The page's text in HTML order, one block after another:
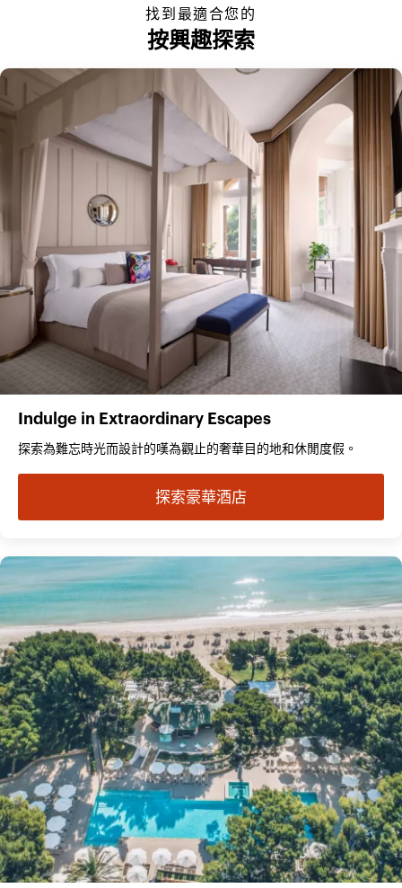
找到最適合您的
按興趣探索
Indulge in Extraordinary Escapes
探索為難忘時光而設計的嘆為觀止的奢華目的地和休閒度假。
探索豪華酒店